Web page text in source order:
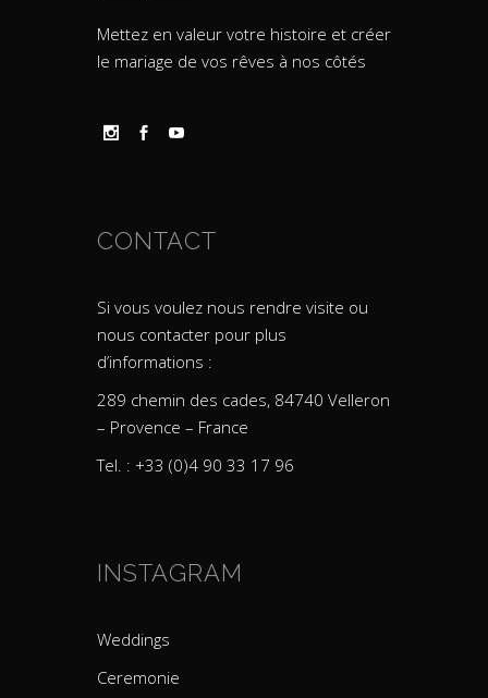
Mettez en valeur votre histoire et créer
le mariage de vos rêves à nos côtés
CONTACT
Si vous voulez nous rendre visite ou
nous contacter pour plus
d’informations :
289 chemin des cades, 84740 Velleron
– Provence – France
Tel. : +33 (0)4 90 33 17 96
INSTAGRAM
Weddings
Ceremonie